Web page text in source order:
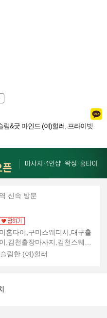
림&굿 마인드 (여)힐러, 프라이빗
신속 방문
홈타이,구미스웨디시,대구출
,김천출장마사지,김천스웨디
산출장마사지
림한 (여)힐러